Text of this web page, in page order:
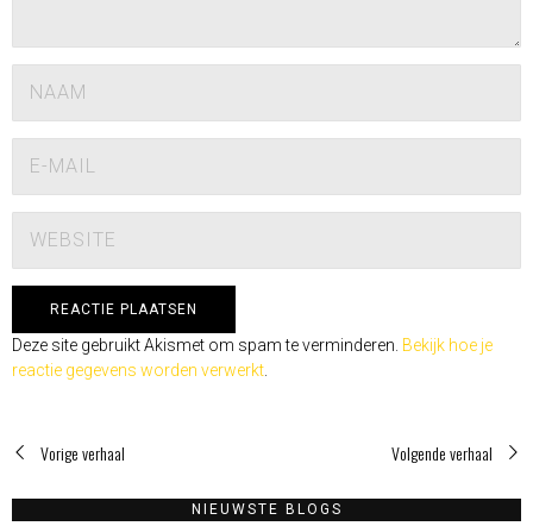
Deze site gebruikt Akismet om spam te verminderen. Bekijk hoe je
reactie gegevens worden verwerkt
Vorige verhaal Volgende verhaal
NIEUWSTE BLOGS